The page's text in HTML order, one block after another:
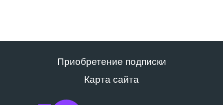
Приобретение подписки
Карта сайта